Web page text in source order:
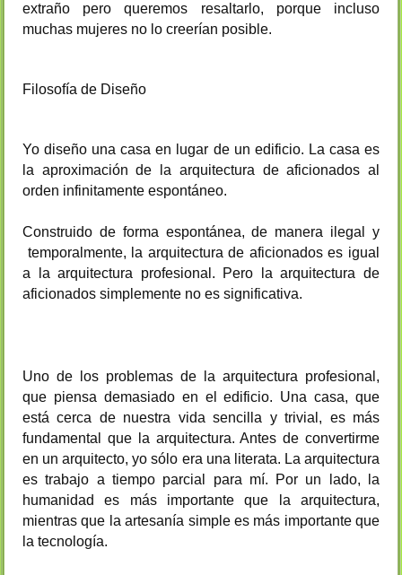
extraño pero queremos resaltarlo, porque incluso
muchas mujeres no lo creerían posible.
Filosofía de Diseño
Yo diseño una casa en lugar de un edificio. La casa es
la aproximación de la arquitectura de aficionados al
orden infinitamente espontáneo.
Construido de forma espontánea, de manera ilegal y
temporalmente, la arquitectura de aficionados es igual
a la arquitectura profesional. Pero la arquitectura de
aficionados simplemente no es significativa.
Uno de los problemas de la arquitectura profesional,
que piensa demasiado en el edificio. Una casa, que
está cerca de nuestra vida sencilla y trivial, es más
fundamental que la arquitectura. Antes de convertirme
en un arquitecto, yo sólo era una literata. La arquitectura
es trabajo a tiempo parcial para mí. Por un lado, la
humanidad es más importante que la arquitectura,
mientras que la artesanía simple es más importante que
la tecnología.